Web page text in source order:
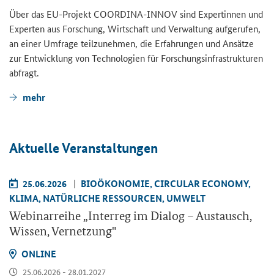
Über das EU-​Projekt COORDINA-​INNOV sind Ex­per­tin­nen und
Ex­per­ten aus For­schung, Wirt­schaft und Ver­wal­tung auf­ge­ru­fen,
an einer Um­fra­ge teil­zu­neh­men, die Er­fah­run­gen und An­sät­ze
zur Ent­wick­lung von Tech­no­lo­gien für For­schungs­in­fra­struk­tu­ren
ab­fragt.
mehr
Ak­tu­el­le Ver­an­stal­tun­gen
25.06.2026
BIO­ÖKO­NO­MIE, CIR­CU­LAR ECO­NO­MY,
KLIMA, NA­TÜR­LI­CHE RES­SOUR­CEN, UM­WELT
We­bi­nar­rei­he „Interregim Dia­log – Aus­tausch,
Wis­sen, Ver­net­zung"
ON­LINE
25.06.2026 - 28.01.2027